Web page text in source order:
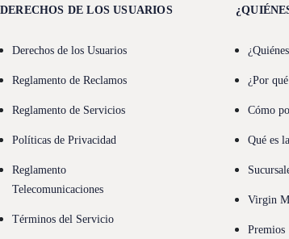
DERECHOS DE LOS USUARIOS
Derechos de los Usuarios
Reglamento de Reclamos
Reglamento de Servicios
Políticas de Privacidad
Reglamento
Telecomunicaciones
Términos del Servicio
¿Por
Cómo
Qué es
Virgin
Premios